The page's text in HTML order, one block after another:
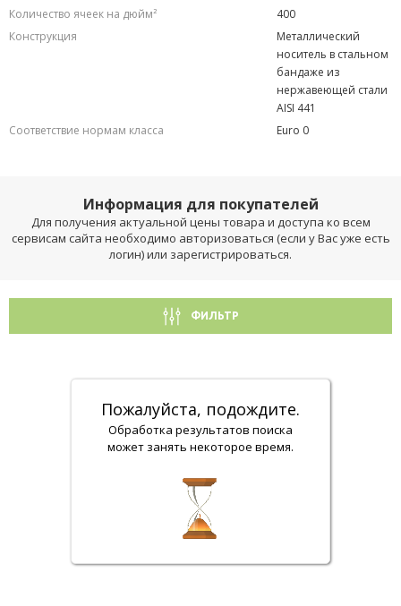
Количество ячеек на дюйм²
400
Конструкция
Металлический
носитель в стальном
бандаже из
нержавеющей стали
AISI 441
Соответствие нормам класса
Euro 0
Информация для покупателей
Для получения актуальной цены товара и доступа ко всем
сервисам сайта необходимо авторизоваться (если у Вас уже есть
логин) или зарегистрироваться.
ФИЛЬТР
Пожалуйста, подождите.
Обработка результатов поиска
может занять некоторое время.